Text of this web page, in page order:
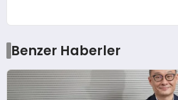
Benzer Haberler